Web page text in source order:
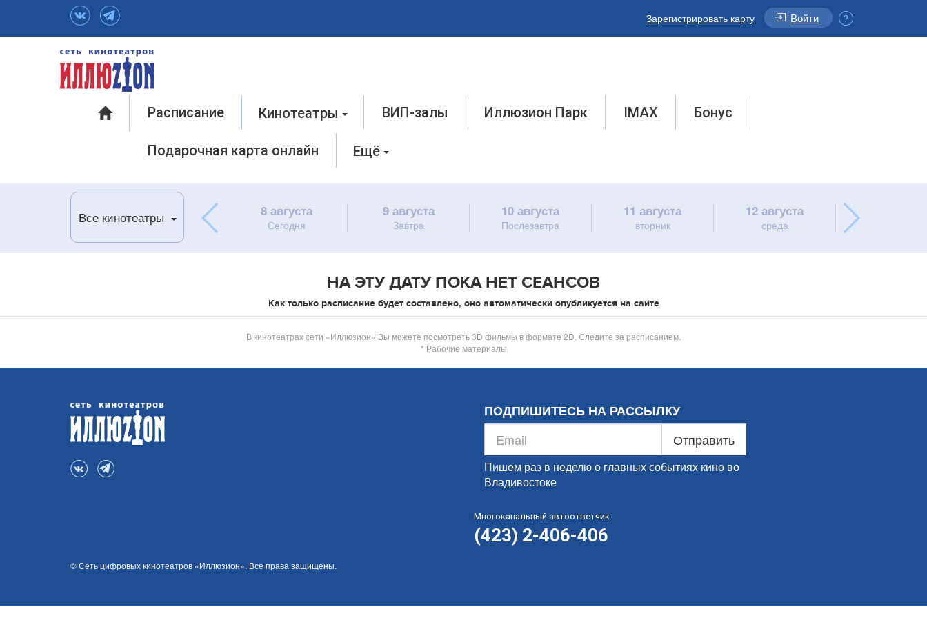
Зарегистрировать карту Войти
Расписание Кинотеатры ВИП-залы Иллюзион Парк IMAX Бонус
Подарочная карта онлайн Ещё
Все кинотеатры 8 августа
Сегодня
9 августа
Завтра
10 августа
Послезавтра
11 августа
вторник
12 августа
среда
НА ЭТУ ДАТУ ПОКА НЕТ СЕАНСОВ
Как только расписание будет составлено, оно автоматически опубликуется на сайте
В кинотеатрах сети «Иллюзион» Вы можете посмотреть 3D фильмы в формате 2D. Следите за расписанием.
* Рабочие материалы
ПОДПИШИТЕСЬ НА РАССЫЛКУ
Отправить
Пишем раз в неделю о главных событиях кино во
Владивостоке
Многоканальный автоответчик:
(423) 2-406-406
© Сеть цифровых кинотеатров «Иллюзион». Все права защищены.